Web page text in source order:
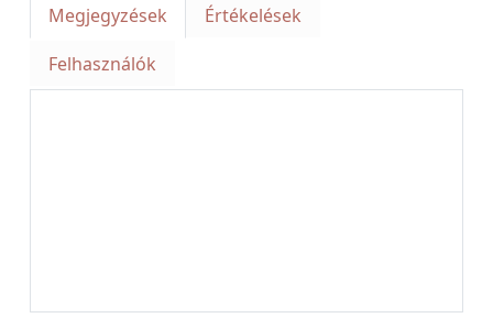
Megjegyzések
Értékelések
Felhasználók